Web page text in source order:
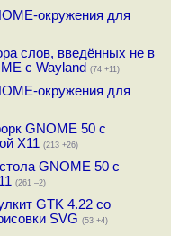
окружения для
слов, введённых не в
c Wayland
(74 +11)
окружения для
GNOME 50 с
X11 (213 +26)
GNOME 50 с
(261 –2)
GTK 4.22 со
SVG (53 +4)